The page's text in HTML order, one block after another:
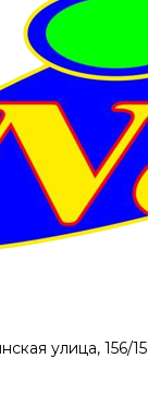
улица, 156/15